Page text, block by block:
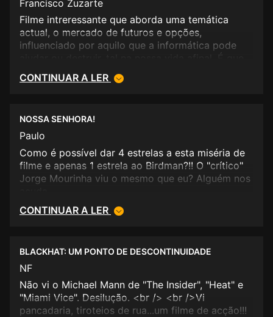
Francisco Zuzarte
Filme intreressante que aborda uma temática
actual, o mercado de futuros e opções,
influenciado por aquilo que a informática pode
já não nos chegavam as alterações climtatéricas.
CONTINUAR A LER
NOSSA SENHORA!
Paulo
Como é possível dar 4 estrelas a esta miséria de
filme e apenas 1 estrela ao Birdman?!! O "crítico"
Jorge Mourinha viu o mesmo que eu? Alguém nos
CONTINUAR A LER
BLACKHAT: UM PONTO DE DESCONTINUIDADE
NF
Não vi o Michael Mann de "The Insider", "Heat" e
"Miami Vice". Desilução. <br /> <br />Vi
pancadaria, tiroteios de rua...um filme de acção!!!